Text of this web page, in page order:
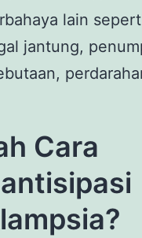
lain
jantung,
Cara